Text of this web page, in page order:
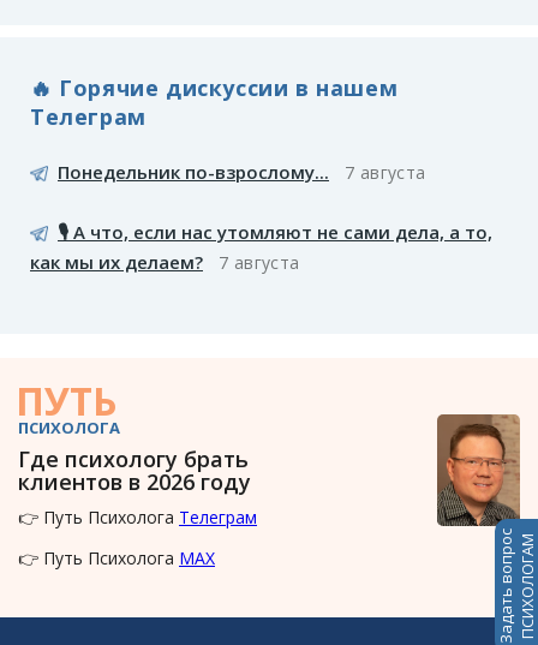
🔥 Горячие дискуссии в нашем
Телеграм
Понедельник по-взрослому... 7 августа
🎙️ А что, если нас утомляют не сами дела, а то,
как мы их делаем?
7 августа
ПУТЬ
ПСИХОЛОГА
Где психологу брать
клиентов в 2026 году
👉 Путь Психолога Телеграм
👉 Путь Психолога MAX Задать вопросПСИХОЛОГАМ